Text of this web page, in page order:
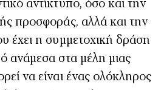
αντίκτυπο, όσο και την
προσφοράς, αλλά και την
έχει η συμμετοχική δράση
ανάμεσα στα μέλη μιας
να είναι ένας ολόκληρος